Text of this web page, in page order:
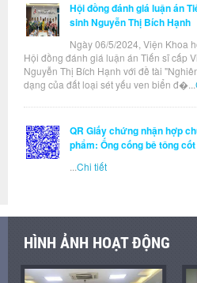
Hội đồng đánh giá luận án
sinh Nguyễn Thị Bích Hạnh
Ngày 06/5/2024, Viện Khoa
Hội đồng đánh giá luận án Tiến sĩ cấp
Nguyễn Thị Bích Hạnh với đề tài
dạng của đất loại sét yếu ven biển đ�...
QR Giấy chứng nhận hợp
phẩm: Ống cống bê tông
Chi tiết
HÌNH ẢNH HOẠT ĐỘNG